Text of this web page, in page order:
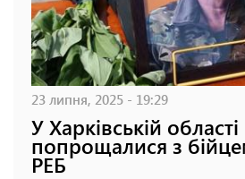
23 липня, 2025 - 19:29
У Харківській області
попрощалися з
РЕБ